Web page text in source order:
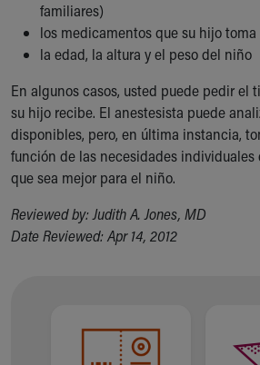
familiares)
los medicamentos que su hijo toma
la edad, la altura y el peso del niño
En algunos casos, usted puede pedir el
su hijo recibe. El anestesista puede
disponibles, pero, en última instancia,
función de las necesidades individuales
que sea mejor para el niño.
Reviewed by: Judith A. Jones, MD
Date Reviewed: Apr 14, 2012